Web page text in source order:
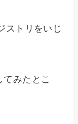
ストリをいじ
みたとこ